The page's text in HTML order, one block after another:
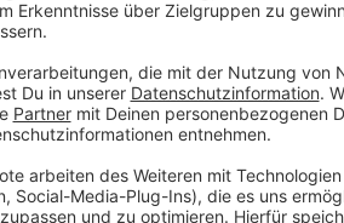
Anzeige
©Antenne Düsseldorf
Anzeige
Autor:Philipp Klees